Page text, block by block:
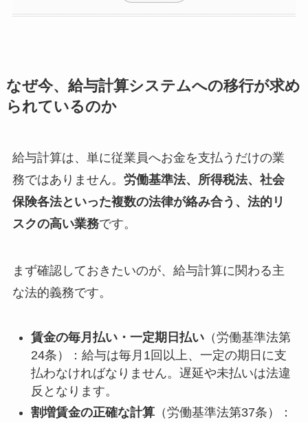
なぜ今、給与計算システムへの移行が求め
られているのか
給与計算は、単に従業員へお金を支払うだけの業
務ではありません。 労働基準法、所得税法、社会
保険各法といった複数の法律が絡み合う、法的リ
スクの高い業務です。
まず確認しておきたいのが、給与計算に関わる主
な法的義務です。
賃金の毎月払い・一定期日払い（労働基準法第
24条）：給与は毎月1回以上、一定の期日に支
払わなければなりません。遅延や未払いは法違
反となります。
割増賃金の正確な計算（労働基準法第37条）：